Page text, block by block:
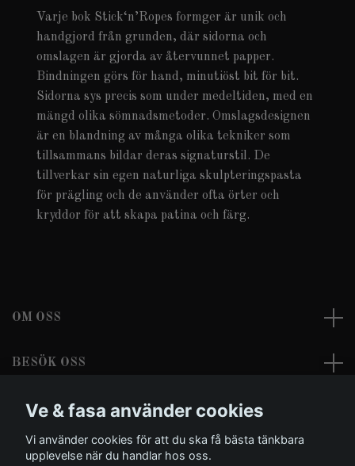
Varje bok Stick‘n’Ropes formger är unik och
handgjord från grunden, där sidorna och
omslagen är gjorda av återvunnet papper.
Bindningen görs för hand, minutiöst bit för bit.
Sidorna sys precis som under medeltiden, med en
mängd olika sömnadsmetoder. Omslagsdesignen
är en blandning av många olika tekniker som
tillsammans bildar deras signaturstil. De
tillverkar sin egen naturliga skulpteringspasta
för prägling och de använder ofta örter och
kryddor för att skapa patina och färg.
OM OSS
BESÖK OSS
LÄS MER
Sociala medier
Ve & fasa använder cookies
Vi använder cookies för att du ska få bästa tänkbara
upplevelse när du handlar hos oss.